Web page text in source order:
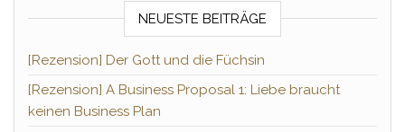
NEUESTE BEITRÄGE
[Rezension] Der Gott und die Füchsin
[Rezension] A Business Proposal 1: Liebe braucht
keinen Business Plan